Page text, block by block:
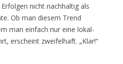
nicht nachhaltig als
Ob man diesem Trend
man einfach nur eine lokal-
erscheint zweifelhaft. „Klar!“